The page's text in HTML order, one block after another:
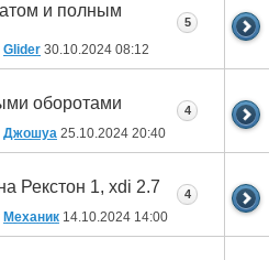
и полным
Glider 30.10.2024 08:12
5
оборотами
Джошуа 25.10.2024 20:40
4
Рекстон 1, xdi 2.7
Механик 14.10.2024 14:00
4